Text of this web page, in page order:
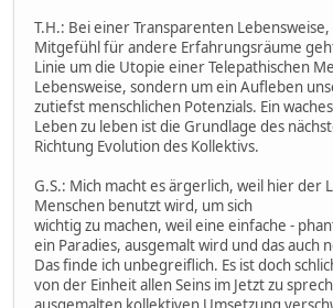
T.H.: Bei einer Transparenten
Mitgefühl für andere Erfahrungsräume
Linie um die Utopie einer Telepathischen
Lebensweise, sondern um ein Aufleben
zutiefst menschlichen Potenzials. Ein
Leben zu leben ist die Grundlage des
Richtung Evolution des Kollektivs.
G.S.: Mich macht es ärgerlich, weil hier der
Menschen benutzt wird, um sich
wichtig zu machen, weil eine einfache -
ein Paradies, ausgemalt wird und das auch
Das finde ich unbegreiflich. Es ist doch
von der Einheit allen Seins im Jetzt zu